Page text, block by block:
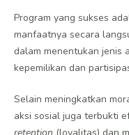
Program yang sukses
manfaatnya secara
dalam menentukan jenis
kepemilikan dan
Selain meningkatkan
aksi sosial juga terbukti